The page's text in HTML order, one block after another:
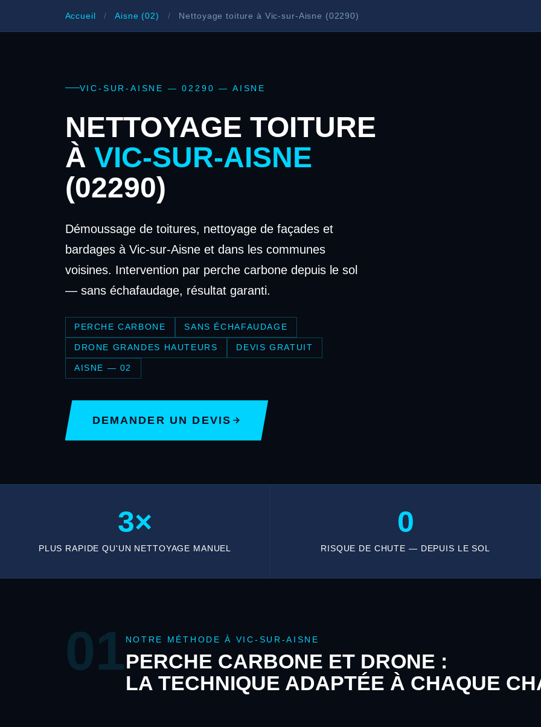
Accueil / Aisne (02) / Nettoyage toiture à Vic-sur-Aisne (02290)
VIC-SUR-AISNE — 02290 — AISNE
NETTOYAGE TOITURE
À VIC-SUR-AISNE
(02290)
Démoussage de toitures, nettoyage de façades et
bardages à Vic-sur-Aisne et dans les communes
voisines. Intervention par perche carbone depuis le sol
— sans échafaudage, résultat garanti.
PERCHE CARBONE SANS ÉCHAFAUDAGE
DRONE GRANDES HAUTEURS DEVIS GRATUIT
AISNE — 02
DEMANDER UN DEVIS
3×
PLUS RAPIDE QU'UN NETTOYAGE MANUEL
0
RISQUE DE CHUTE — DEPUIS LE SOL
01 NOTRE MÉTHODE À VIC-SUR-AISNE
PERCHE CARBONE ET DRONE :
LA TECHNIQUE ADAPTÉE À CHAQUE